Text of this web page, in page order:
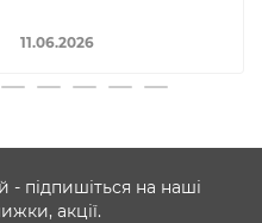
11.06.2026
- підпишіться на наші
акції.